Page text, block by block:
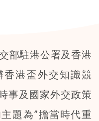
部駐港公署及香港
港盃外交知識競
事及國家外交政策
題為”擔當時代重